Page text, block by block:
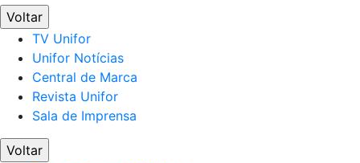
Voltar
TV Unifor
Unifor Notícias
Central de Marca
Revista Unifor
Sala de Imprensa
Voltar